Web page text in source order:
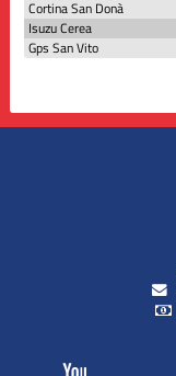
Cortina San Donà
Isuzu Cerea
Gps San Vito